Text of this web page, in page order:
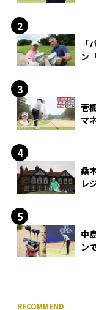
ン
菅
マ
桑
レ
中
ン